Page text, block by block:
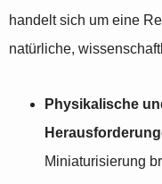
handelt sich um eine
natürliche,
Physikalische
Miniaturisierung